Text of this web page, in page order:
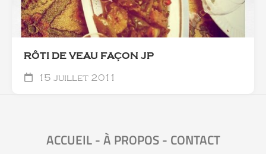
RÔTI DE VEAU FAÇON JP
15 juillet 2011
ACCUEIL-À PROPOS- CONTACT